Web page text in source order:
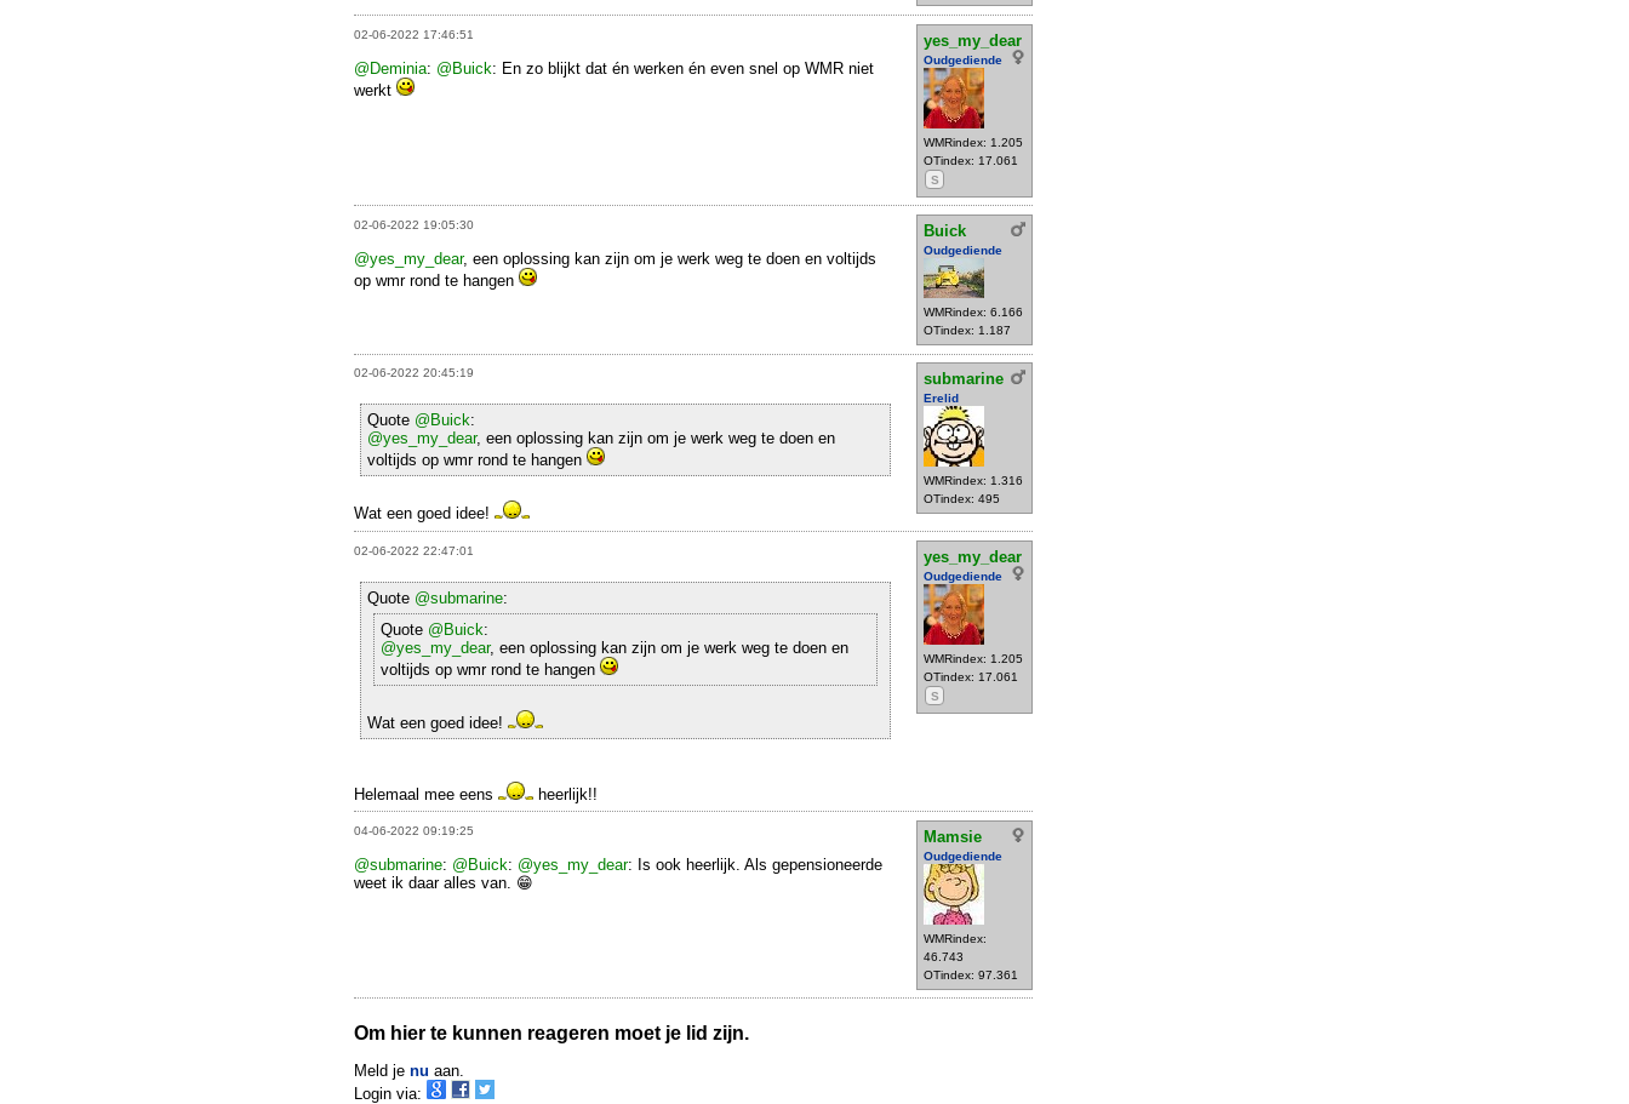
02-06-2022 17:46:51 yes_my_dear
Oudgediende
WMRindex: 1.205
OTindex: 17.061
S
@Deminia: @Buick: En zo blijkt dat én werken én even snel op WMR niet
werkt
02-06-2022 19:05:30 Buick
Oudgediende
WMRindex: 6.166
OTindex: 1.187
@yes_my_dear, een oplossing kan zijn om je werk weg te doen en voltijds
op wmr rond te hangen
02-06-2022 20:45:19 submarine
Erelid
WMRindex: 1.316
OTindex: 495
Quote @Buick:
@yes_my_dear, een oplossing kan zijn om je werk weg te doen en
voltijds op wmr rond te hangen
Wat een goed idee!
02-06-2022 22:47:01 yes_my_dear
Oudgediende
WMRindex: 1.205
OTindex: 17.061
S
Quote @submarine:
Quote @Buick:
@yes_my_dear, een oplossing kan zijn om je werk weg te doen en
voltijds op wmr rond te hangen
Wat een goed idee!
Helemaal mee eens heerlijk!!
04-06-2022 09:19:25 Mamsie
Oudgediende
WMRindex:
46.743
OTindex: 97.361
@submarine: @Buick: @yes_my_dear: Is ook heerlijk. Als gepensioneerde
weet ik daar alles van. 😁
Om hier te kunnen reageren moet je lid zijn.
Meld je nu aan.
Login via: